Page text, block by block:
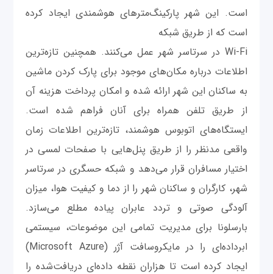
است. این شهر پارکینگ‌مترهای هوشمندی ایجاد کرده
است که از طریق شبکه
Wi-Fi در سرتاسر شهر عمل می‌کنند. همچنین تازه‌ترین
اطلاعات درباره مکان‌های موجود برای پارک کردن ماشین
به ساکنان این شهر ارائه شده و امکان پرداخت هزینه آن
از طریق تلفن همراه برای آنان فراهم شده است.
ایستگاه‌های اتوبوس هوشمند، تازه‌ترین اطلاعات زمان
واقعی مدنظر را از طریق پنل‌هایی با صفحات لمسی در
اختیار مسافران قرار می‌دهد و شبکه حسگری در سرتاسر
شهر، کارگران و ساکنان شهر را از دما و کیفیت هوا، میزان
آلودگی صوتی و تردد عابران پیاده مطلع می‌سازد.
بارسلونا برای مدیریت تمامی این موضوعات، سیستمی
ابرداده‌ای را در مایکروسافت آژر (Microsoft Azure)
ایجاد کرده است تا هزاران نقطه داده‌ای دریافت‌شده را